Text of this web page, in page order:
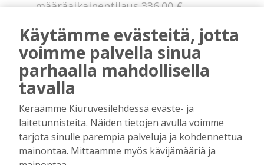
määräaikainentilaus336.00 €
Eurooppa Digipaketti ja paperilehti
12 kk kestotilaus 225.00 €
ole ollut digitilausta voimassa edellisten 14
kuukauden aikana.
Käytämme evästeitä, jotta
voimme palvella sinua
parhaalla mahdollisella
tavalla
Keräämme Kiuruvesilehdessä eväste- ja
laitetunnisteita. Näiden tietojen avulla voimme
tarjota sinulle parempia palveluja ja kohdennettua
mainontaa. Mittaamme myös kävijämääriä ja